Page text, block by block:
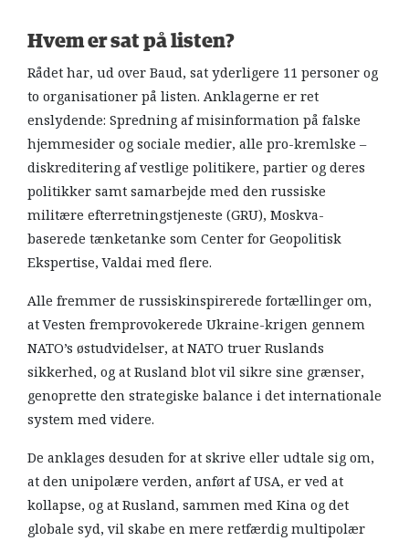
Hvem er sat på listen?
Rådet har, ud over Baud, sat yderligere 11 personer og
to organisationer på listen. Anklagerne er ret
enslydende: Spredning af misinformation på falske
hjemmesider og sociale medier, alle pro-kremlske –
diskreditering af vestlige politikere, partier og deres
politikker samt samarbejde med den russiske
militære efterretningstjeneste (GRU), Moskva-
baserede tænketanke som Center for Geopolitisk
Ekspertise, Valdai med flere.
Alle fremmer de russiskinspirerede fortællinger om,
at Vesten fremprovokerede Ukraine-krigen gennem
NATO’s østudvidelser, at NATO truer Ruslands
sikkerhed, og at Rusland blot vil sikre sine grænser,
genoprette den strategiske balance i det internationale
system med videre.
De anklages desuden for at skrive eller udtale sig om,
at den unipolære verden, anført af USA, er ved at
kollapse, og at Rusland, sammen med Kina og det
globale syd, vil skabe en mere retfærdig multipolær